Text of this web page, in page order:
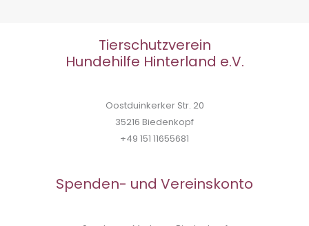
Tierschutzverein
Hundehilfe Hinterland e.V.
Oostduinkerker Str. 20
35216 Biedenkopf
+49 151 11655681
Spenden- und Vereinskonto